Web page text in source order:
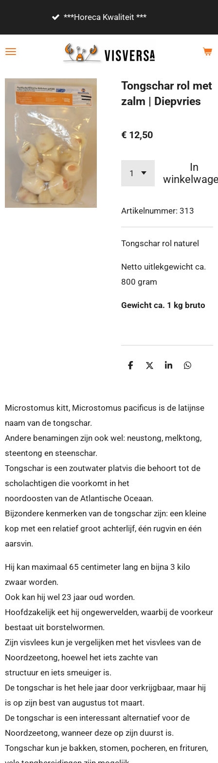
de
Vanaf €85,- gratis bezorgd!
Tongschar rol met
zalm | Diepvries
€ 12,50
In
Artikelnummer: 313
Tongschar rol naturel
Netto uitlekgewicht ca.
800 gram
Gewicht ca. 1 kg bruto
D
n
D
S
e
D
n
Microstomus kitt, Microstomus pacificus is de latijnse
naam van de tongschar.
Andere benamingen zijn ook wel: neustong, melktong,
steentong en steenschar.
Tongschar is een zoutwater platvis die behoort tot de
scholachtigen die voorkomt in het
noordoosten van de Atlantische Oceaan.
Bijzondere kenmerken van de tongschar zijn: een kleine
kop met een relatief groot achterlijf, één rugvin en één
aarsvin.
Hij kan maximaal 65 centimeter lang en bijna 3 kilo
zwaar worden.
Ook kan hij wel 23 jaar oud worden.
Hoofdzakelijk eet hij ongewervelden, waarbij de voorkeur
bestaat uit borstelwormen.
Zijn visvlees kun je vergelijken met het visvlees van de
Noordzeetong, hoewel het iets zachte van
structuur en iets smeuiger is.
De tongschar is het hele jaar door verkrijgbaar, maar hij
is op zijn best van augustus tot maart.
De tongschar is een interessant alternatief voor de
Noordzeetong, wanneer deze op zijn duurst is.
Tongschar kun je bakken, stomen, pocheren, en frituren,